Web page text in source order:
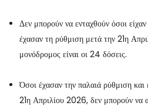
Δεν μπορούν να ενταχθούν όσοι
έχασαν τη ρύθμιση μετά την 21η
μονόδρομος είναι οι 24 δόσεις.
Όσοι έχασαν την παλαιά ρύθμιση
21η Απριλίου 2026, δεν μπορούν να